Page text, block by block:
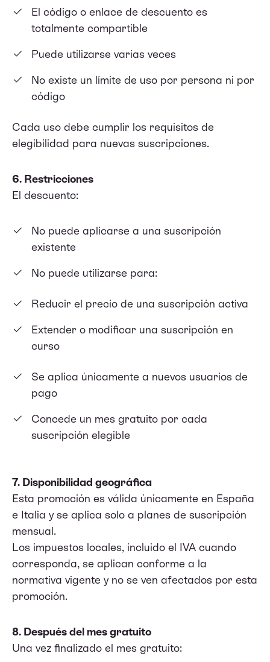
El código o enlace de descuento es
totalmente compartible
Puede utilizarse varias veces
No existe un límite de uso por persona ni por
código
Cada uso debe cumplir los requisitos de
elegibilidad para nuevas suscripciones.
6. Restricciones
El descuento:
No puede aplicarse a una suscripción
existente
No puede utilizarse para:
Reducir el precio de una suscripción activa
Extender o modificar una suscripción en
curso
Se aplica únicamente a nuevos usuarios de
pago
Concede un mes gratuito por cada
suscripción elegible
7. Disponibilidad geográfica
Esta promoción es válida únicamente en España
e Italia y se aplica solo a planes de suscripción
mensual.
Los impuestos locales, incluido el IVA cuando
corresponda, se aplican conforme a la
normativa vigente y no se ven afectados por esta
promoción.
8. Después del mes gratuito
Una vez finalizado el mes gratuito: